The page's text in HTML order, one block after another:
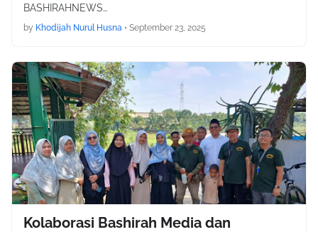
BASHIRAHNEWS…
by Khodijah Nurul Husna • September 23, 2025
Kolaborasi Bashirah Media dan